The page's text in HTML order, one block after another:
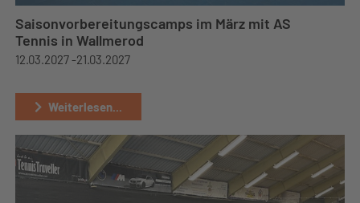
Saisonvorbereitungscamps im März mit AS
Tennis in Wallmerod
12.03.2027 -21.03.2027
Weiterlesen...